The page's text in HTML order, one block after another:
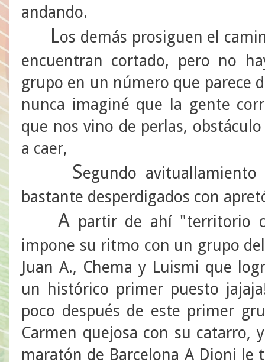
andando.
Los demás prosiguen el
encuentran cortado, pero no
grupo en un número que parece
nunca imaginé que la gente
que nos vino de perlas,
a caer,
Segundo
bastante desperdigados con
A partir de ahí "territorio
impone su ritmo con un grupo
Juan A., Chema y Luismi que
un histórico primer puesto
poco después de este primer
Carmen quejosa con su catarro,
maratón de Barcelona A Dioni le